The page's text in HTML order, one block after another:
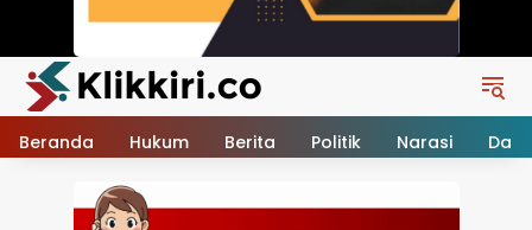
Beranda Hukum Berita Politik Narasi